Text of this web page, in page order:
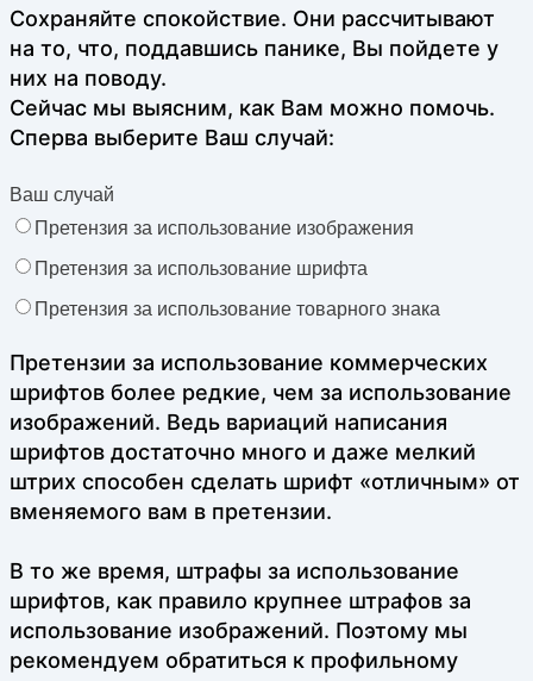
Сохраняйте спокойствие. Они рассчитывают
на то, что, поддавшись панике, Вы пойдете у
них на поводу.
Сейчас мы выясним, как Вам можно помочь.
Сперва выберите Ваш случай:
Ваш случай
Претензия за использование изображения
Претензия за использование шрифта
Претензия за использование товарного знака
Претензии за использование коммерческих
шрифтов более редкие, чем за использование
изображений. Ведь вариаций написания
шрифтов достаточно много и даже мелкий
штрих способен сделать шрифт «отличным» от
вменяемого вам в претензии.
В то же время, штрафы за использование
шрифтов, как правило крупнее штрафов за
использование изображений. Поэтому мы
рекомендуем обратиться к профильному